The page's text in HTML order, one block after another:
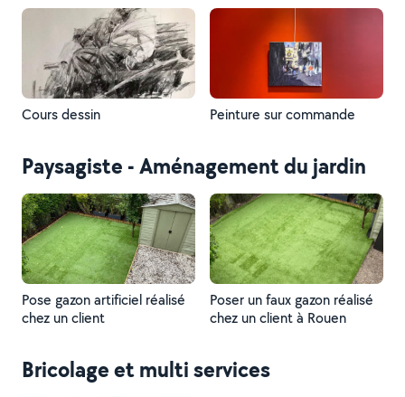
Cours dessin Peinture sur commande
Paysagiste - Aménagement du jardin
Pose gazon artificiel réalisé
chez un client
Poser un faux gazon réalisé
chez un client à Rouen
Bricolage et multi services